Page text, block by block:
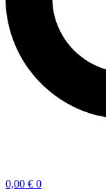
0,00 € 0